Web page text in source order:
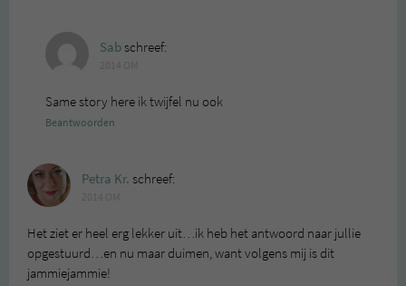
Sabschreef:
Same story here ik twijfel nu ook
Beantwoorden
Petra Kr. schreef:
Het ziet er heel erg lekker uit…ik heb het antwoord naar jullie
opgestuurd…en nu maar duimen, want volgens mij is dit
jammiejammie!